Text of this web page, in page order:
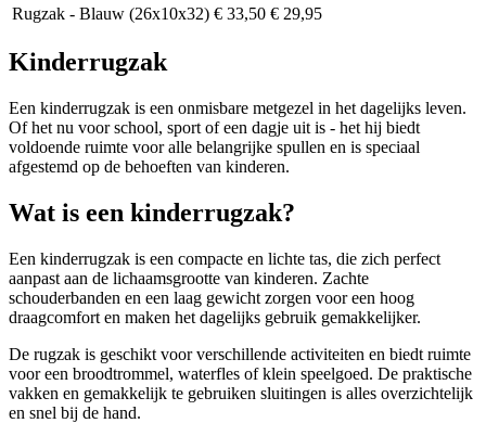
Rugzak - Blauw (26x10x32) € 33,50 € 29,95
Kinderrugzak
Een kinderrugzak is een onmisbare metgezel in het dagelijks leven.
Of het nu voor school, sport of een dagje uit is - het hij biedt
voldoende ruimte voor alle belangrijke spullen en is speciaal
afgestemd op de behoeften van kinderen.
Wat is een kinderrugzak?
Een kinderrugzak is een compacte en lichte tas, die zich perfect
aanpast aan de lichaamsgrootte van kinderen. Zachte
schouderbanden en een laag gewicht zorgen voor een hoog
draagcomfort en maken het dagelijks gebruik gemakkelijker.
De rugzak is geschikt voor verschillende activiteiten en biedt ruimte
voor een broodtrommel, waterfles of klein speelgoed. De praktische
vakken en gemakkelijk te gebruiken sluitingen is alles overzichtelijk
en snel bij de hand.